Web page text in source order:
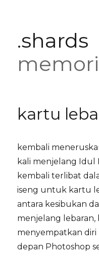
.shards
kartu
kembali
kali menjelang Idul
kembali terlibat
iseng untuk kartu
antara kesibukan
menjelang lebaran,
menyempatkan
depan Photoshop